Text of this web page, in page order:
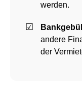
werden.
andere
der